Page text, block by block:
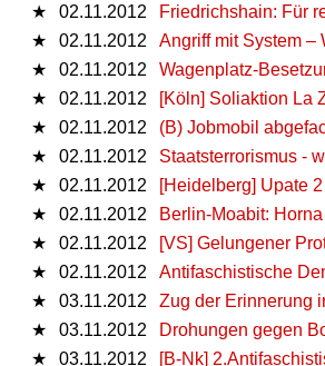
★
02.11.2012
Friedrichshain: Für
★
02.11.2012
Angriff mit System –
★
02.11.2012
Wagenplatz-
★
02.11.2012
[Köln] Soliaktion La
★
02.11.2012
(B) Jobmobil
★
02.11.2012
Staatsterrorismus -
★
02.11.2012
[Heidelberg] Upate
★
02.11.2012
Berlin-Moabit:
★
02.11.2012
[VS] Gelungener
★
02.11.2012
Antifaschistische
★
03.11.2012
Zug der Erinnerung
★
03.11.2012
Drohungen gegen
★
03.11.2012
[B-Nk]